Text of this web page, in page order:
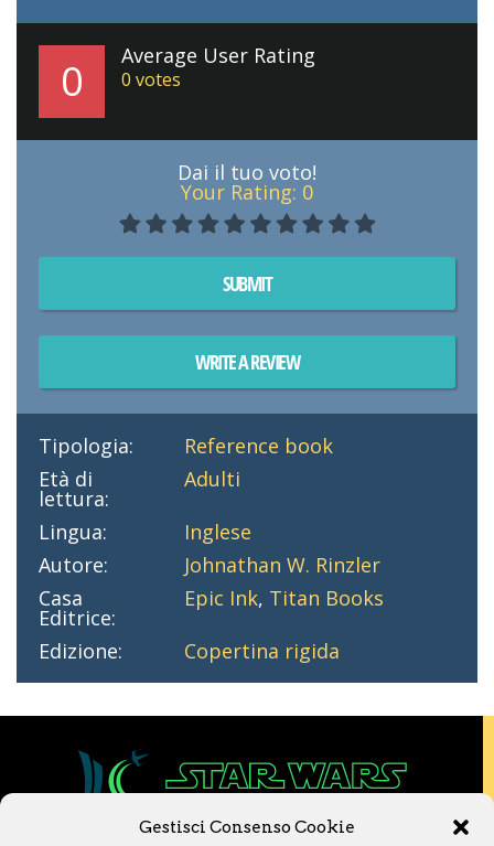
Gestisci Consenso Cookie
0 Average User Rating
0 votes
Dai il tuo voto!
Your Rating: 0
SUBMIT
WRITE A REVIEW
Tipologia:
Reference book
Età di
lettura:
Adulti
Lingua:
Inglese
Autore:
Johnathan W. Rinzler
Casa
Editrice:
Epic Ink, Titan Books
Edizione:
Copertina rigida